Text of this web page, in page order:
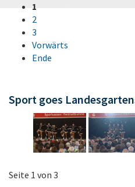
1
2
3
Vorwärts
Ende
Sport goes
Seite 1 von 3